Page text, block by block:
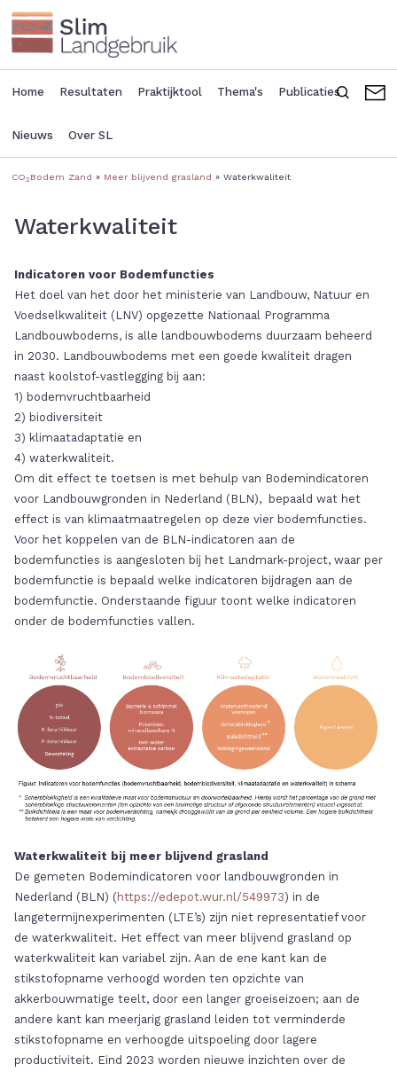
Overslaan
en
naar
de
inhoud
Main
navigation
Home Resultaten Praktijktool Thema's Publicaties
Nieuws Over SL
menu
Zoeken
CO2 Bodem Zand Meer blijvend grasland Waterkwaliteit
Waterkwaliteit
Indicatoren voor Bodemfuncties
Het doel van het door het ministerie van Landbouw, Natuur en
Voedselkwaliteit (LNV) opgezette Nationaal Programma
Landbouwbodems, is alle landbouwbodems duurzaam beheerd
in 2030. Landbouwbodems met een goede kwaliteit dragen
naast koolstof-vastlegging bij aan:
1) bodemvruchtbaarheid
2) biodiversiteit
3) klimaatadaptatie en
4) waterkwaliteit.
Om dit effect te toetsen is met behulp van Bodemindicatoren
voor Landbouwgronden in Nederland (BLN), bepaald wat het
effect is van klimaatmaatregelen op deze vier bodemfuncties.
Voor het koppelen van de BLN-indicatoren aan de
bodemfuncties is aangesloten bij het Landmark-project, waar per
bodemfunctie is bepaald welke indicatoren bijdragen aan de
bodemfunctie. Onderstaande figuur toont welke indicatoren
onder de bodemfuncties vallen.
Waterkwaliteit bij meer blijvend grasland
De gemeten Bodemindicatoren voor landbouwgronden in
Nederland (BLN) ( https://edepot.wur.nl/549973) in de
langetermijnexperimenten (LTE’s) zijn niet representatief voor
de waterkwaliteit. Het effect van meer blijvend grasland op
waterkwaliteit kan variabel zijn. Aan de ene kant kan de
stikstofopname verhoogd worden ten opzichte van
akkerbouwmatige teelt, door een langer groeiseizoen; aan de
andere kant kan meerjarig grasland leiden tot verminderde
stikstofopname en verhoogde uitspoeling door lagere
productiviteit. Eind 2023 worden nieuwe inzichten over de